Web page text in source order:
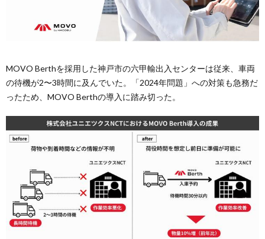
MOVO Berthを採用した神戸市の六甲輸出入センターは従来、車両
の待機が2〜3時間に及んでいた。「2024年問題」への対策も急務だ
ったため、MOVO Berthの導入に踏み切った。